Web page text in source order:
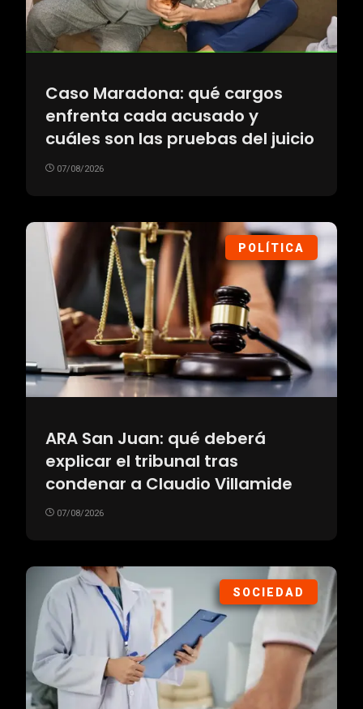
Caso Maradona: qué cargos
enfrenta cada acusado y
cuáles son las pruebas del juicio
07/08/2026
POLÍTICA
ARA San Juan: qué deberá
explicar el tribunal tras
condenar a Claudio Villamide
07/08/2026
SOCIEDAD